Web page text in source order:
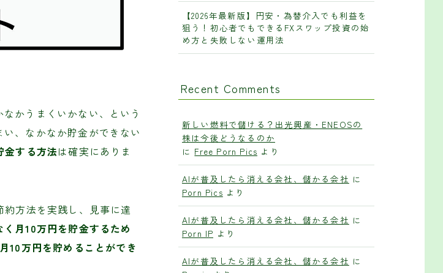
かうまくいかない、という
、なかなか貯金ができない
金する方法は確実にありま
方法を実践し、見事に達
く月10万円を貯金するため
月10万円を貯めることができ
【2026年最新版】円安・為替介入でも利益を
狙う！初心者でもできるFXスワップ投資の始
め方と失敗しない運用法
Recent Comments
新しい燃料で儲ける？出光興産・ENEOSの
株は今後どうなるのか
に Free Porn Pics より
AIが普及したら消える会社、儲かる会社 に
Porn Pics より
AIが普及したら消える会社、儲かる会社 に
Porn IP より
AIが普及したら消える会社、儲かる会社 に